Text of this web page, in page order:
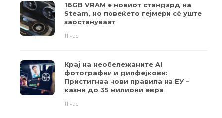
16GB VRAM е новиот стандард на
Steam, но повеќето гејмери ​​сè уште
заостануваат
11 час
Крај на необележаните AI
фотографии и дипфејкови:
Пристигнаа нови правила на ЕУ –
казни до 35 милиони евра
11 час